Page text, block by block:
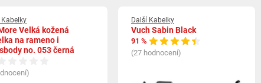
Kabelky
Velká kožená
na rameno i
no. 053 černá
Další Kabelky
Vuch Sabin Black
91 %
(27 hodnocení)